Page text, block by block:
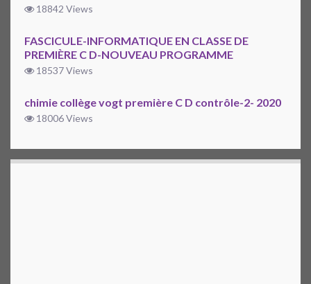
18842 Views
FASCICULE-INFORMATIQUE EN CLASSE DE
PREMIÈRE C D-NOUVEAU PROGRAMME
18537 Views
chimie collège vogt première C D contrôle-2- 2020
18006 Views